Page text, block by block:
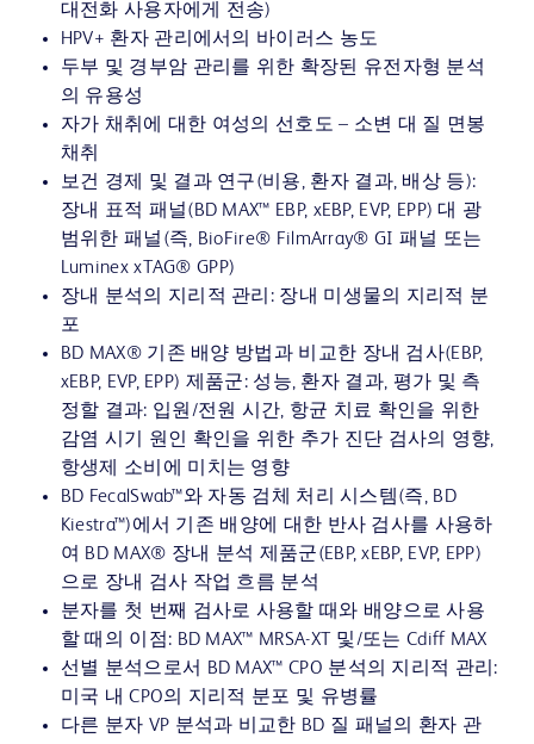
대전화 사용자에게 전송)
HPV+ 환자 관리에서의 바이러스 농도
두부 및 경부암 관리를 위한 확장된 유전자형 분석
의 유용성
자가 채취에 대한 여성의 선호도 – 소변 대 질 면봉
채취
보건 경제 및 결과 연구(비용, 환자 결과, 배상 등):
장내 표적 패널(BD MAX™ EBP, xEBP, EVP, EPP) 대 광
범위한 패널(즉, BioFire® FilmArray® GI 패널 또는
Luminex xTAG® GPP)
장내 분석의 지리적 관리: 장내 미생물의 지리적 분
포
BD MAX® 기존 배양 방법과 비교한 장내 검사(EBP,
xEBP, EVP, EPP) 제품군: 성능, 환자 결과, 평가 및 측
정할 결과: 입원/전원 시간, 항균 치료 확인을 위한
감염 시기 원인 확인을 위한 추가 진단 검사의 영향,
항생제 소비에 미치는 영향
BD FecalSwab™와 자동 검체 처리 시스템(즉, BD
Kiestra™)에서 기존 배양에 대한 반사 검사를 사용하
여 BD MAX® 장내 분석 제품군(EBP, xEBP, EVP, EPP)
으로 장내 검사 작업 흐름 분석
분자를 첫 번째 검사로 사용할 때와 배양으로 사용
할 때의 이점: BD MAX™ MRSA-XT 및/또는 Cdiff MAX
선별 분석으로서 BD MAX™ CPO 분석의 지리적 관리:
미국 내 CPO의 지리적 분포 및 유병률
다른 분자 VP 분석과 비교한 BD 질 패널의 환자 관